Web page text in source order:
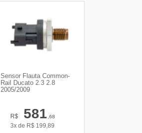
Sensor Flauta Common-
Rail Ducato 2.3 2.8
2005/2009
R$ 581,68
3x de R$ 199,89